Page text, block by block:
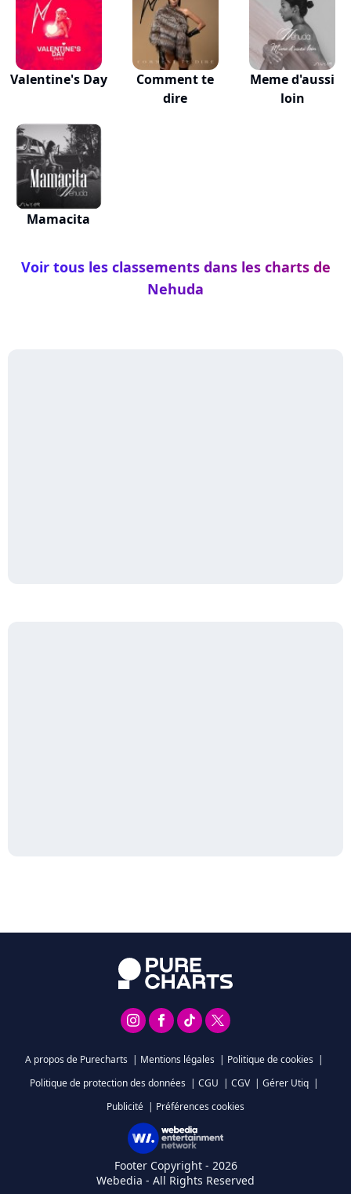
Valentine's Day
Comment te
dire
Meme d'aussi
loin
Mamacita
Voir tous les classements dans les charts de
Nehuda
A propos de Purecharts | Mentions légales | Politique de cookies |
Politique de protection des données | CGU | CGV | Gérer Utiq |
Publicité | Préférences cookies
Footer Copyright - 2026
Webedia - All Rights Reserved